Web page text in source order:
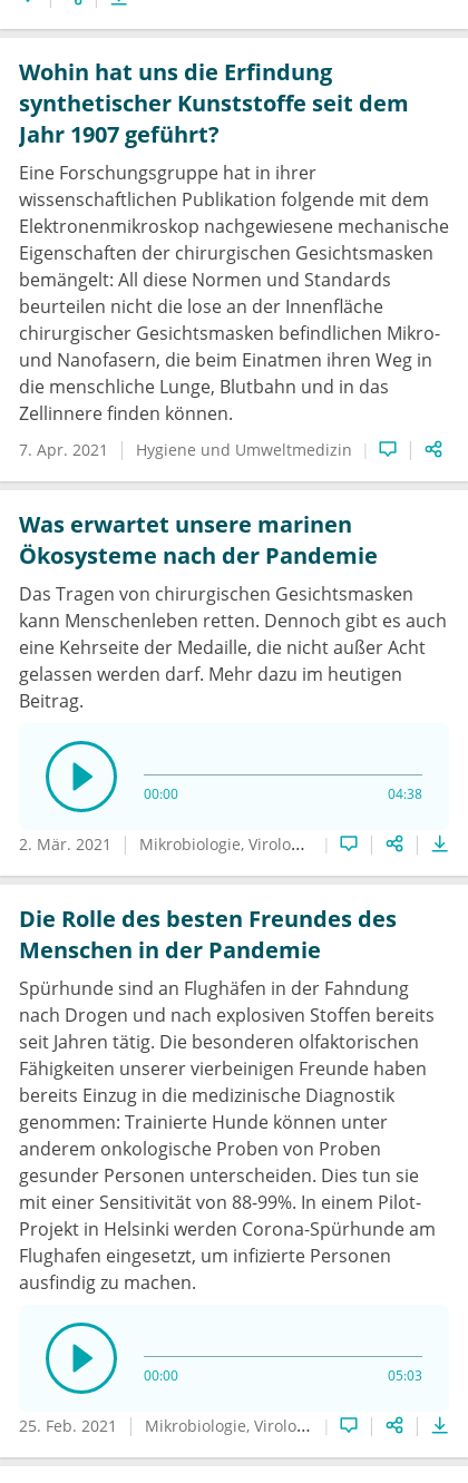
Wohin hat uns die Erfindung
synthetischer Kunststoffe seit dem
Jahr 1907 geführt?
Eine Forschungsgruppe hat in ihrer
wissenschaftlichen Publikation folgende mit dem
Elektronenmikroskop nachgewiesene mechanische
Eigenschaften der chirurgischen Gesichtsmasken
bemängelt: All diese Normen und Standards
beurteilen nicht die lose an der Innenfläche
chirurgischer Gesichtsmasken befindlichen Mikro-
und Nanofasern, die beim Einatmen ihren Weg in
die menschliche Lunge, Blutbahn und in das
Zellinnere finden können.
7. Apr. 2021 Hygiene und Umweltmedizin
Was erwartet unsere marinen
Ökosysteme nach der Pandemie
Das Tragen von chirurgischen Gesichtsmasken
kann Menschenleben retten. Dennoch gibt es auch
eine Kehrseite der Medaille, die nicht außer Acht
gelassen werden darf. Mehr dazu im heutigen
Beitrag.
00:00 04:38
2. Mär. 2021 Mikrobiologie, Virologie und Infektionsepidemiologie
Die Rolle des besten Freundes des
Menschen in der Pandemie
Spürhunde sind an Flughäfen in der Fahndung
nach Drogen und nach explosiven Stoffen bereits
seit Jahren tätig. Die besonderen olfaktorischen
Fähigkeiten unserer vierbeinigen Freunde haben
bereits Einzug in die medizinische Diagnostik
genommen: Trainierte Hunde können unter
anderem onkologische Proben von Proben
gesunder Personen unterscheiden. Dies tun sie
mit einer Sensitivität von 88-99%. In einem Pilot-
Projekt in Helsinki werden Corona-Spürhunde am
Flughafen eingesetzt, um infizierte Personen
ausfindig zu machen.
00:00 05:03
25. Feb. 2021 Mikrobiologie, Virologie und Infektionsepidemiologie